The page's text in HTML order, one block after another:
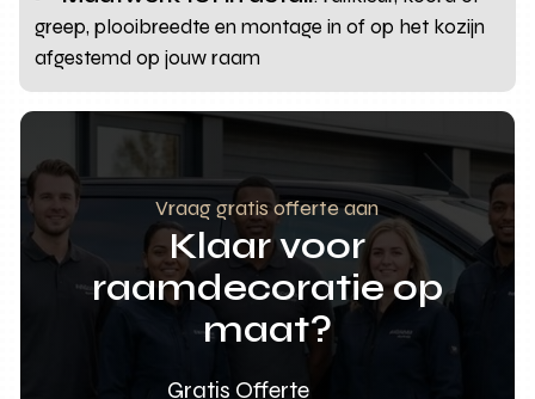
greep, plooibreedte en montage in of op het kozijn
afgestemd op jouw raam
Vraag gratis offerte aan
Klaar voor
raamdecoratie op
maat?
Gratis Offerte